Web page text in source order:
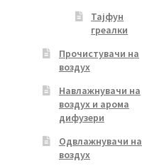
Тајфун
греалки
Прочистувачи на
воздух
Навлажнувачи на
воздух и арома
дифузери
Одвлажнувачи на
воздух